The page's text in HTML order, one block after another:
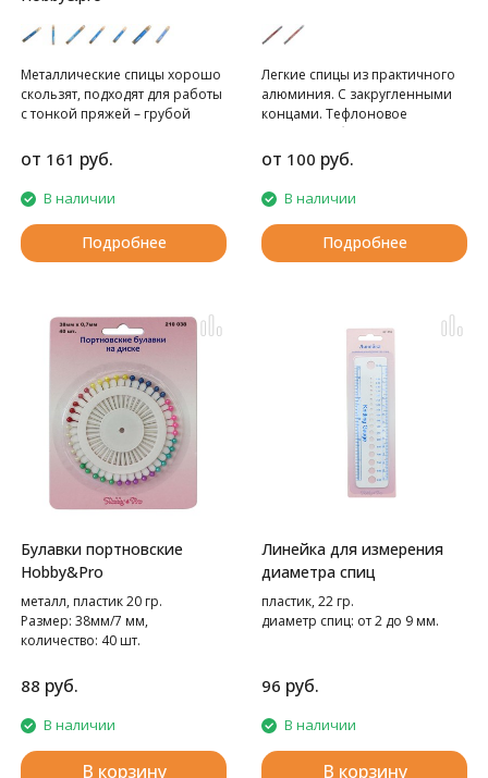
Металлические спицы хорошо
скользят, подходят для работы
с тонкой пряжей – грубой
немерсеризованного хлопка,
акриловой. Традиционно
используются для вязания
носков, чулков, гетр,
воротничков, рукавов, других
вещей и деталей в круговой
от 161 руб.
В наличии
Подробнее
Легкие спицы из практичного
алюминия. С закругленными
концами. Тефлоновое
покрытие обеспечивает
гладкое скольжение пряжи.
Ограничитель на спице
препятствует соскальзыванию
петель.
от 100 руб.
В наличии
Подробнее
Булавки портновские
Hobby&Pro
металл, пластик 20 гр.
Размер: 38мм/7 мм,
количество: 40 шт.
88 руб.
В наличии
В корзину
Линейка для измерения
диаметра спиц
пластик, 22 гр.
диаметр спиц: от 2 до 9 мм.
96 руб.
В наличии
В корзину